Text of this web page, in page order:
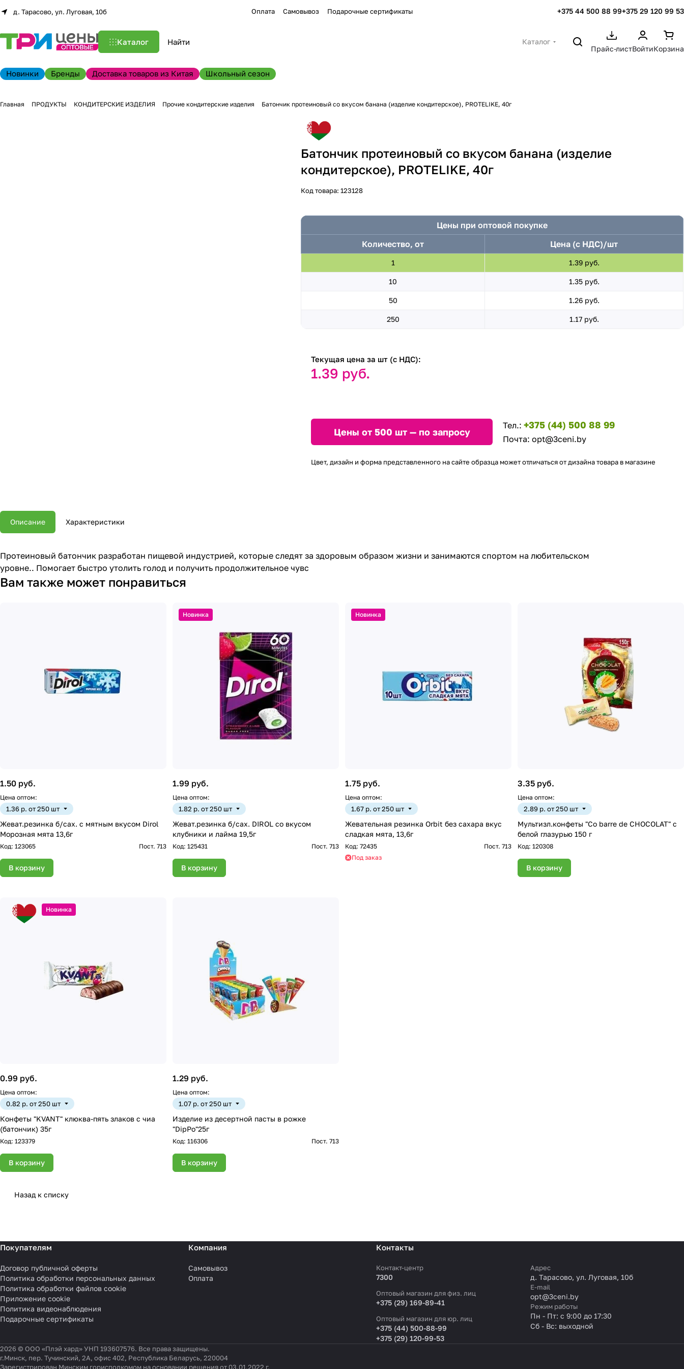
д. Тарасово, ул. Луговая, 10б Оплата Самовывоз Подарочные сертификаты +375 44 500 88 99+375 29 120 99 53
Каталог
Каталог
Прайс-листВойтиКорзина
Новинки Бренды Доставка товаров из Китая Школьный сезон
Главная ПРОДУКТЫ КОНДИТЕРСКИЕ ИЗДЕЛИЯ Прочие кондитерские изделия Батончик протеиновый со вкусом банана (изделие кондитерское), PROTELIKE, 40г
Батончик протеиновый со вкусом банана (изделие
кондитерское), PROTELIKE, 40г
Код товара:123128
Цены при оптовой покупке
Количество, от
Цена (с НДС)/шт
1 1.39 руб.
10 1.35 руб.
50 1.26 руб.
250 1.17 руб.
Текущая цена за шт (с НДС):
1.39 руб.
Цены от 500 шт — по запросу
Тел.: +375 (44) 500 88 99
Почта: opt@3ceni.by
Цвет, дизайн и форма представленного на сайте образца может отличаться от дизайна товара в магазине
Описание Характеристики
Протеиновый батончик разработан пищевой индустрией, которые следят за здоровым образом жизни и занимаются спортом на любительском
уровне.. Помогает быстро утолить голод и получить продолжительное чувс
Вам также может понравиться
1.50 руб.
Цена оптом:
1.36 р. от 250 шт
Жеват.резинка б/сах. с мятным вкусом Dirol
Морозная мята 13,6г
Код: 123065 Пост. 713
В корзину
Новинка
1.99 руб.
Цена оптом:
1.82 р. от 250 шт
Жеват.резинка б/сах. DIROL со вкусом
клубники и лайма 19,5г
Код: 125431 Пост. 713
В корзину
Новинка
1.75 руб.
Цена оптом:
1.67 р. от 250 шт
Жевательная резинка Orbit без сахара вкус
сладкая мята, 13,6г
Код: 72435
Пост. 713
Под заказ
3.35 руб.
Цена оптом:
2.89 р. от 250 шт
Мультизл.конфеты "Co barre de CHOCOLAT" с
белой глазурью 150 г
Код: 120308
В корзину
Новинка
0.99 руб.
Цена оптом:
0.82 р. от 250 шт
Конфеты "KVANT" клюква-пять злаков с чиа
(батончик) 35г
Код: 123379
В корзину
1.29 руб.
Цена оптом:
1.07 р. от 250 шт
Изделие из десертной пасты в рожке
"DipPo"25г
Код: 116306 Пост. 713
В корзину
Назад к списку
Покупателям
Договор публичной оферты
Политика обработки персональных данных
Политика обработки файлов cookie
Приложение cookie
Политика видеонаблюдения
Подарочные сертификаты
Компания
Самовывоз
Оплата
Контакты
Контакт-центр
7300
Оптовый магазин для физ. лиц
+375 (29) 169-89-41
Оптовый магазин для юр. лиц
+375 (44) 500-88-99
+375 (29) 120-99-53
Адрес
д. Тарасово, ул. Луговая, 10б
E-mail
opt@3ceni.by
Режим работы
Пн - Пт: с 9:00 до 17:30
Сб - Вс: выходной
2026 © ООО «Плэй хард» УНП 193607576. Все права защищены.
г.Минск, пер. Тучинский, 2А, офис 402, Республика Беларусь, 220004
Зарегистрирован Минским горисполкомом на основании решения от 03.01.2022 г.